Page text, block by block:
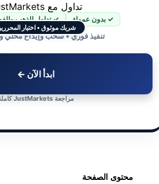
شريك موثوق • اختيار
تداول مع JustMarkets
✓ بدون عمولة ✓ تداول الذهب
تنفيذ فوري • سحب وإيداع محلي
ابدأ الآن ←
مراجعة JustMarkets كاملة
محتوى الصفحة